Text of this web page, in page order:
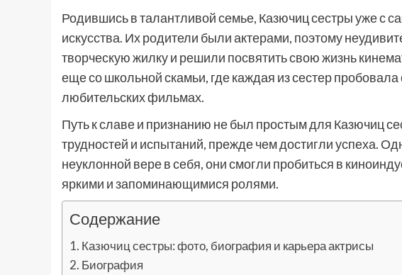
Родившись в талантливой семье, Казючиц сестры уже с
искусства. Их родители были актерами, поэтому
творческую жилку и решили посвятить свою жизнь
еще со школьной скамьи, где каждая из сестер
любительских фильмах.
Путь к славе и признанию не был простым для Казючиц
трудностей и испытаний, прежде чем достигли успеха.
неуклонной вере в себя, они смогли пробиться в
яркими и запоминающимися ролями.
Содержание
Казючиц сестры: фото, биография и карьера актрисы
Биография